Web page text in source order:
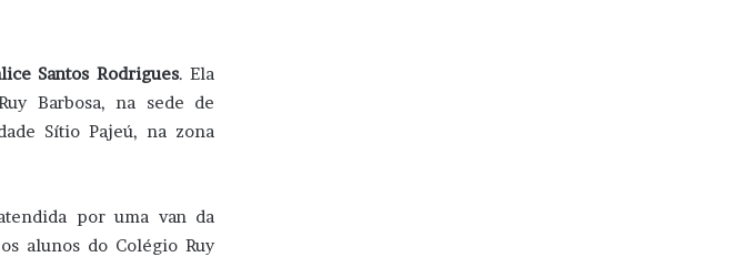
Santos Rodrigues. Ela
Barbosa, na sede de
Sítio Pajeú, na zona
por uma van da
alunos do Colégio Ruy